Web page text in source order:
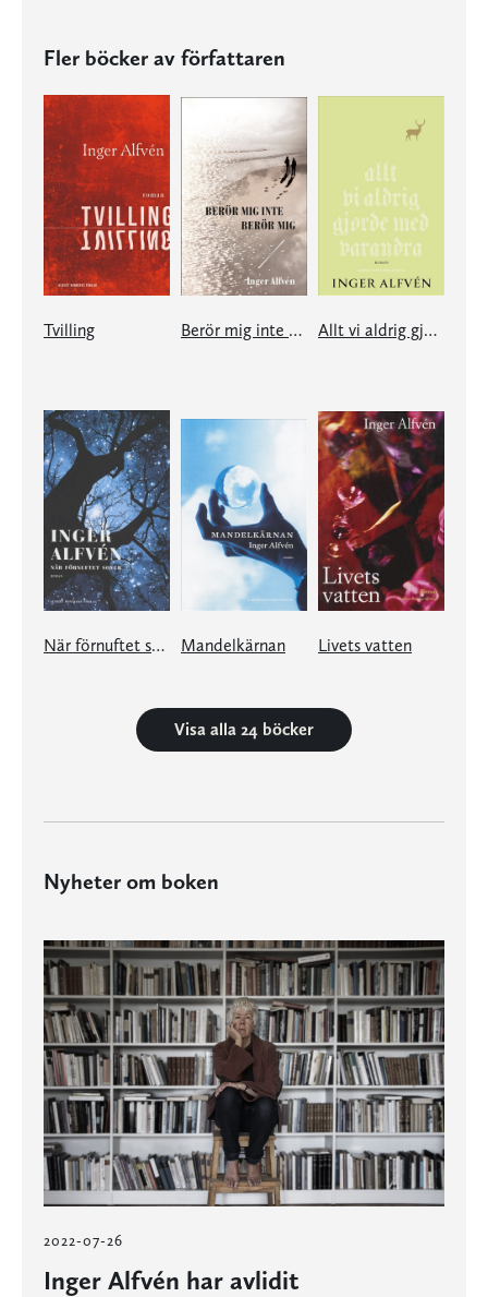
Fler böcker av författaren
Tvilling Berör mig inte Berör mig Allt vi aldrig gjorde med varandra
När förnuftet sover Mandelkärnan Livets vatten
Visa alla 24 böcker
Nyheter om boken
2022-07-26
Inger Alfvén har avlidit